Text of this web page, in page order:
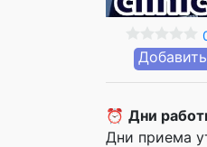
⏰ Дни
Дни приема